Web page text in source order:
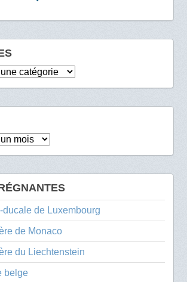
ducale de Luxembourg
de Monaco
du Liechtenstein
belge